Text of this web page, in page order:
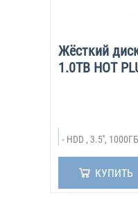
Жёсткий
1.0TB HOT
HDD , 3.5'',
КУПИТЬ